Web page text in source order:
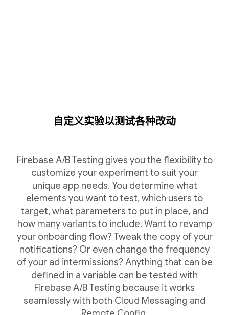
自定义实验以测试各种改动
Firebase A/B Testing gives you the flexibility to
customize your experiment to suit your
unique app needs. You determine what
elements you want to test, which users to
target, what parameters to put in place, and
how many variants to include. Want to revamp
your onboarding flow? Tweak the copy of your
notifications? Or even change the frequency
of your ad intermissions? Anything that can be
defined in a variable can be tested with
Firebase A/B Testing because it works
seamlessly with both Cloud Messaging and